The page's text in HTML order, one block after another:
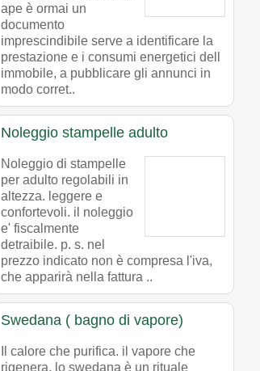
ape è ormai un
documento
imprescindibile serve a identificare la
prestazione e i consumi energetici dell
immobile, a pubblicare gli annunci in
modo corret..
Noleggio stampelle adulto
Noleggio di stampelle
per adulto regolabili in
altezza. leggere e
confortevoli. il noleggio
e' fiscalmente
detraibile. p. s. nel
prezzo indicato non è compresa l'iva,
che apparirà nella fattura ..
Swedana ( bagno di vapore)
Il calore che purifica. il vapore che
rigenera. lo swedana è un rituale